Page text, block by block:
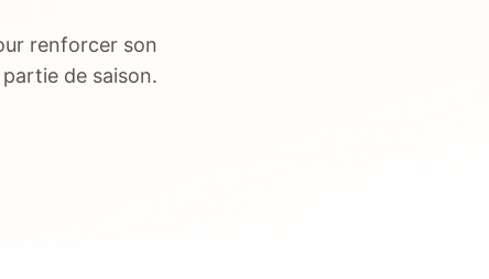
renforcer son
de saison.